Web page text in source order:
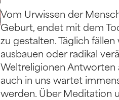
Vom Urwissen der
Geburt, endet mit dem
zu gestalten. Täglich
ausbauen oder radikal
Weltreligionen Antworten
auch in uns wartet
werden. Über Meditation